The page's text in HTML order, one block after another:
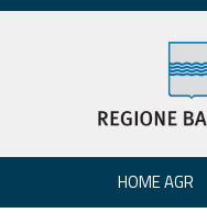
HOME AGR